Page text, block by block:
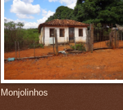
Monjolinhos